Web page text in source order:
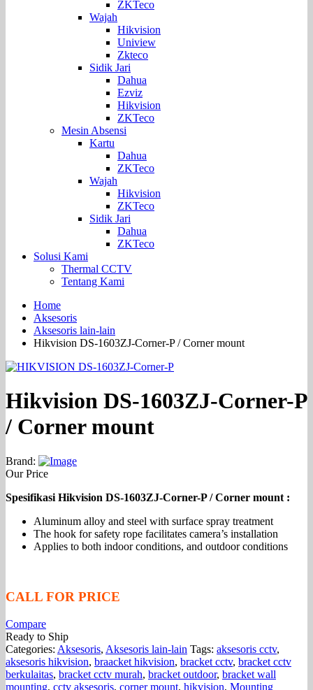
ZKTeco
Wajah
Hikvision
Uniview
Zkteco
Sidik Jari
Dahua
Ezviz
Hikvision
ZKTeco
Mesin Absensi
Kartu
Dahua
ZKTeco
Wajah
Hikvision
ZKTeco
Sidik Jari
Dahua
ZKTeco
Solusi Kami
Thermal CCTV
Tentang Kami
Home
Aksesoris
Aksesoris lain-lain
Hikvision DS-1603ZJ-Corner-P / Corner mount
Hikvision DS-1603ZJ-Corner-P
/ Corner mount
Brand:
Our Price
Spesifikasi Hikvision DS-1603ZJ-Corner-P / Corner mount :
Aluminum alloy and steel with surface spray treatment
The hook for safety rope facilitates camera’s installation
Applies to both indoor conditions, and outdoor conditions
CALL FOR PRICE
Compare
Ready to Ship
Categories: Aksesoris, Aksesoris lain-lain Tags: aksesoris cctv,
aksesoris hikvision, braacket hikvision, bracket cctv, bracket cctv
berkulaitas, bracket cctv murah, bracket outdoor, bracket wall
mounting, cctv aksesoris, corner mount, hikvision, Mounting